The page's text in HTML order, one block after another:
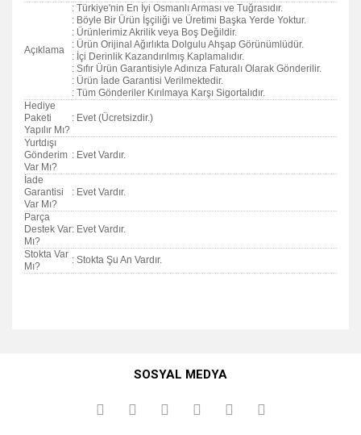
Açıklama
: Türkiye'nin En İyi Osmanlı Arması ve Tuğrasıdır.
: Böyle Bir Ürün İşçiliği ve Üretimi Başka Yerde Yoktur.
: Ürünlerimiz Akrilik veya Boş Değildir.
: Ürün Orijinal Ağırlıkta Dolgulu Ahşap Görünümlüdür.
: İçi Derinlik Kazandırılmış Kaplamalıdır.
: Sıfır Ürün Garantisiyle Adınıza Faturalı Olarak Gönderilir.
: Ürün İade Garantisi Verilmektedir.
: Tüm Gönderiler Kırılmaya Karşı Sigortalıdır.
Hediye
Paketi
Yapılır Mı?
: Evet (Ücretsizdir.)
Yurtdışı
Gönderim
Var Mı?
: Evet Vardır.
İade
Garantisi
Var Mı?
: Evet Vardır.
Parça
Destek Var
Mı?
: Evet Vardır.
Stokta Var
Mı?
: Stokta Şu An Vardır.
kullanarak tarafımıza iletebilirsiniz.
Görüş ve önerileriniz için teşekkür ederiz.
SOSYAL MEDYA